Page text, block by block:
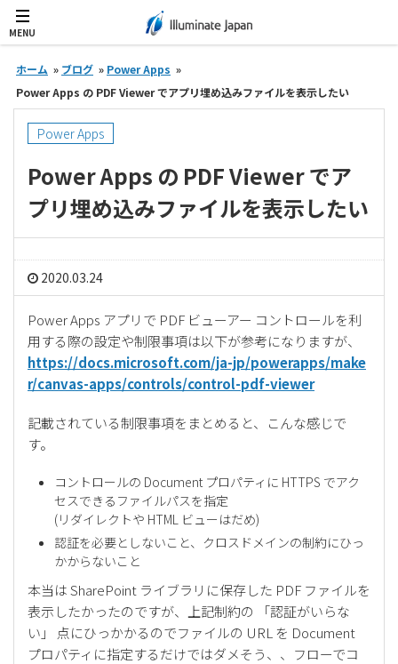
MENU
ホーム » ブログ » Power Apps »
Power Apps の PDF Viewer でアプリ埋め込みファイルを表示したい
Power Apps
Power Apps の PDF Viewer でア
プリ埋め込みファイルを表示したい
2020.03.24
Power Apps アプリで PDF ビューアー コントロールを利
用する際の設定や制限事項は以下が参考になりますが、
https://docs.microsoft.com/ja-jp/powerapps/make
r/canvas-apps/controls/control-pdf-viewer
記載されている制限事項をまとめると、こんな感じで
す。
コントロールの Document プロパティに HTTPS でアク
セスできるファイルパスを指定
(リダイレクトや HTML ビューはだめ)
認証を必要としないこと、クロスドメインの制約にひっ
かからないこと
本当は SharePoint ライブラリに保存した PDF ファイルを
表示したかったのですが、上記制約の 「認証がいらな
い」 点にひっかかるのでファイルの URL を Document
プロパティに指定するだけではダメそう、、フローでコ